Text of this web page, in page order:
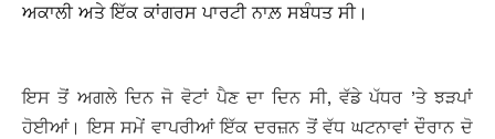
ਅਕਾਲੀ ਅਤੇ ਇੱਕ ਕਾਂਗਰਸ ਪਾਰਟੀ ਨਾਲ਼ ਸਬੰਧਤ ਸੀ।
ਇਸ ਤੋਂ ਅਗਲੇ ਦਿਨ ਜੋ ਵੋਟਾਂ ਪੈਣ ਦਾ ਦਿਨ ਸੀ, ਵੱਡੇ ਪੱਧਰ ’ਤੇ ਝੜਪਾਂ
ਹੋਈਆਂ। ਇਸ ਸਮੇਂ ਵਾਪਰੀਆਂ ਇੱਕ ਦਰਜ਼ਨ ਤੋਂ ਵੱਧ ਘਟਨਾਵਾਂ ਦੌਰਾਨ ਦੋ